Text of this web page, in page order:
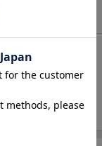
OFFクーポン
ペアチケット